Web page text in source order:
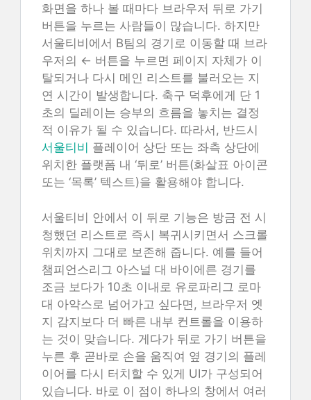
화면을 하나 볼 때마다 브라우저 뒤로 가기
버튼을 누르는 사람들이 많습니다. 하지만
서울티비에서 B팀의 경기로 이동할 때 브라
우저의 ← 버튼을 누르면 페이지 자체가 이
탈되거나 다시 메인 리스트를 불러오는 지
연 시간이 발생합니다. 축구 덕후에게 단 1
초의 딜레이는 승부의 흐름을 놓치는 결정
적 이유가 될 수 있습니다. 따라서, 반드시
서울티비 플레이어 상단 또는 좌측 상단에
위치한 플랫폼 내 ‘뒤로’ 버튼(화살표 아이콘
또는 ‘목록’ 텍스트)을 활용해야 합니다.
서울티비 안에서 이 뒤로 기능은 방금 전 시
청했던 리스트로 즉시 복귀시키면서 스크롤
위치까지 그대로 보존해 줍니다. 예를 들어
챔피언스리그 아스널 대 바이에른 경기를
조금 보다가 10초 이내로 유로파리그 로마
대 아약스로 넘어가고 싶다면, 브라우저 엣
지 감지보다 더 빠른 내부 컨트롤을 이용하
는 것이 맞습니다. 게다가 뒤로 가기 버튼을
누른 후 곧바로 손을 움직여 옆 경기의 플레
이어를 다시 터치할 수 있게 UI가 구성되어
있습니다. 바로 이 점이 하나의 창에서 여러